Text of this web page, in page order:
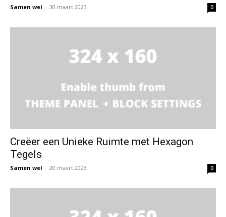
Samen wel - 30 maart 2023 0
Creëer een Unieke Ruimte met Hexagon
Tegels
Samen wel - 20 maart 2023 0